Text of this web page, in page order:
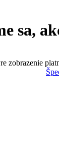
sa,
zobrazenie